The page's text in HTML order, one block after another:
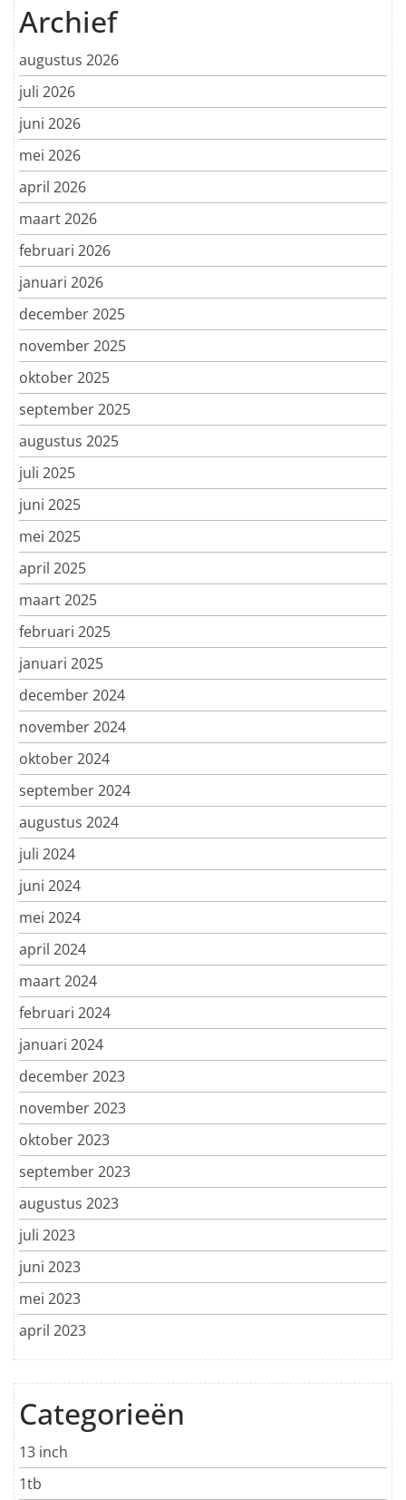
Archief
augustus 2026
juli 2026
juni 2026
mei 2026
april 2026
maart 2026
februari 2026
januari 2026
december 2025
november 2025
oktober 2025
september 2025
augustus 2025
juli 2025
juni 2025
mei 2025
april 2025
maart 2025
februari 2025
januari 2025
december 2024
november 2024
oktober 2024
september 2024
augustus 2024
juli 2024
juni 2024
mei 2024
april 2024
maart 2024
februari 2024
januari 2024
december 2023
november 2023
oktober 2023
september 2023
augustus 2023
juli 2023
juni 2023
mei 2023
april 2023
Categorieën
13 inch
1tb